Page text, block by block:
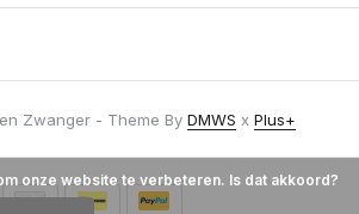
Zwanger - Theme By DMWS x Plus+
onze website te verbeteren. Is dat akkoord?